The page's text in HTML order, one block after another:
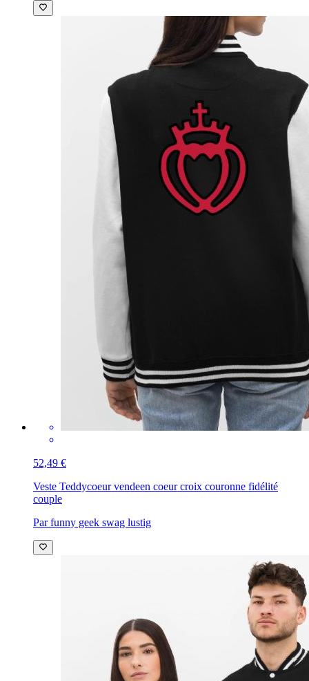
52,49 €
Veste Teddycoeur vendeen coeur croix couronne fidélité
couple
Par funny geek swag lustig